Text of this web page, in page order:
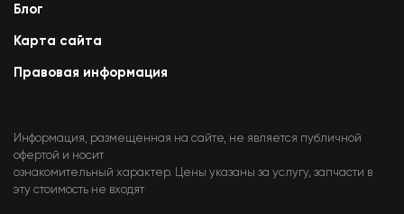
Блог
Карта сайта
Правовая информация
Информация, размещенная на сайте, не является публичной
офертой и носит
ознакомительный характер. Цены указаны за услугу, запчасти в
эту стоимость не входят